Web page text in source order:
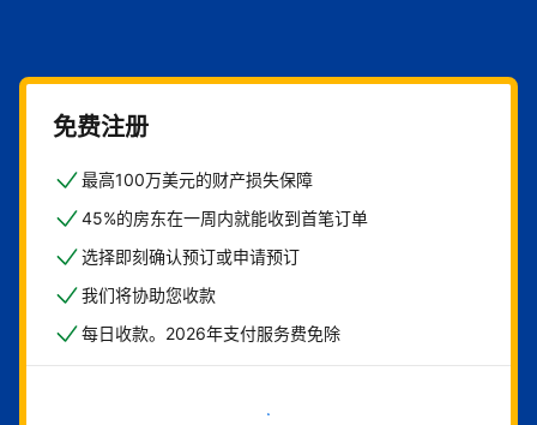
住宿加早餐旅馆
免费注册
最高100万美元的财产损失保障
45%的房东在一周内就能收到首笔订单
选择即刻确认预订或申请预订
我们将协助您收款
每日收款。2026年支付服务费免除
立即开始